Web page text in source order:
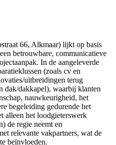
66, Alkmaar) lijkt op basis
betrouwbare, communicatieve
In de aangeleverde
(zoals cv en
uitbreidingen terug
dak/dakkapel), waarbij klanten
nauwkeurigheid, het
begeleiding gedurende het
alleen het loodgieterswerk
de regie neemt en
relevante vakpartners, wat de
beïnvloeden.